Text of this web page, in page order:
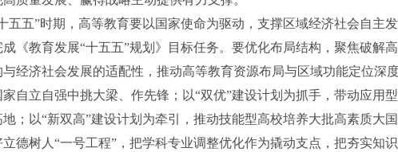
五”时期，高等教育要以国家使命为驱动，支撑区域经济社会自主
《教育发展“十五五”规划》目标任务。要优化布局结构，聚焦破解
经济社会发展的适配性，推动高等教育资源布局与区域功能定位深
自立自强中挑大梁、作先锋；以“双优”建设计划为抓手，带动应用
；以“新双高”建设计划为牵引，推动技能型高校培养大批高素质大
德树人“一号工程”，把学科专业调整优化作为撬动支点，把夯实知